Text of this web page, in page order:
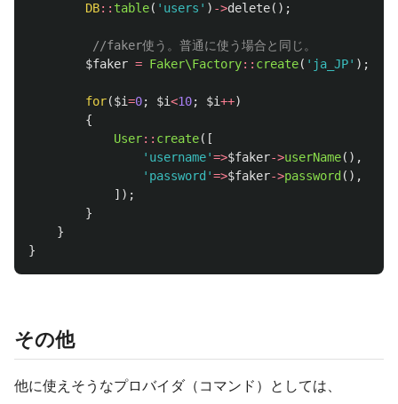
DB:: table( 'users' ) ->delete();
//faker使う。普通に使う場合と同じ。
$faker = Faker\Factory:: create( 'ja_JP' );
for($i=0; $i<10; $i++)
{
User:: create([
'username'=>$faker->userName(),
'password'=>$faker->password (),
]);
}
}
}
その他
他に使えそうなプロバイダ（コマンド）としては、